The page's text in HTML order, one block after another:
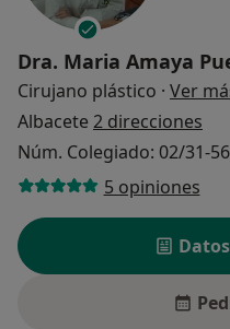
Dra. Maria Amaya
Cirujano plástico · Ver
Albacete 2 direcciones
Núm. Colegiado: 02/31-
5 opiniones